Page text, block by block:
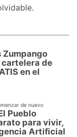
Zumpango
cartelera de
en el
de nuevo
Pueblo
para vivir,
Artificial